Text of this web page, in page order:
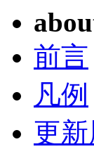
前言
凡例
更